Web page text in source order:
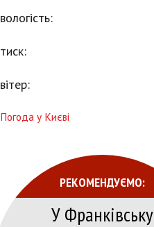
вологість:
тиск:
вітер:
Погода у Києві
РЕКОМЕНДУЄМО:
У Франківську